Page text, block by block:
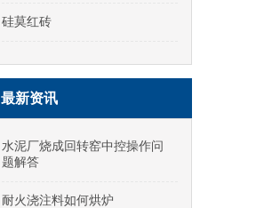
硅莫红砖
最新资讯
水泥厂烧成回转窑中控操作问
题解答
耐火浇注料如何烘炉